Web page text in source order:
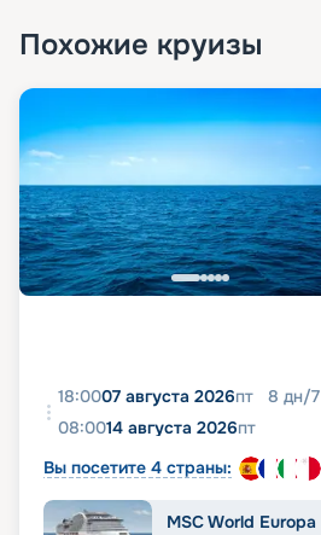
Похожие круизы
18:0007 августа 2026пт 8 дн/7
08:0014 августа 2026пт
Вы посетите 4 страны:
MSC World Europa